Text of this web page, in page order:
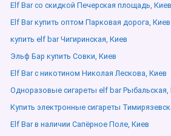
Elf Bar со скидкой Печерская площадь, Киев
Elf Bar купить оптом Парковая дорога, Киев
купить elf bar Чигиринская, Киев
Эльф Бар купить Совки, Киев
Elf Bar с никотином Николая Лескова, Киев
Одноразовые сигареты elf bar Рыбальская,
Купить электронные сигареты
Elf Bar в наличии Сапёрное Поле, Киев